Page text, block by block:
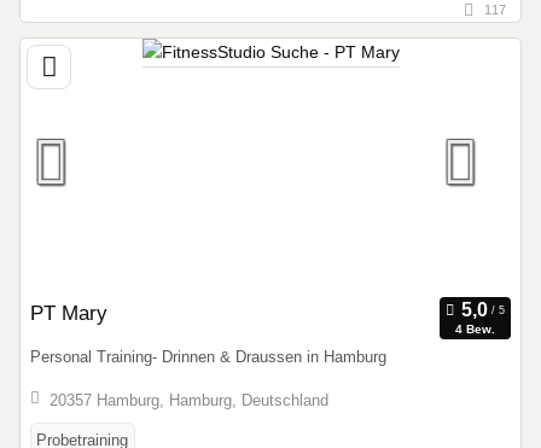
117
PT Mary
4 Bew.
Personal Training- Drinnen & Draussen in Hamburg
20357 Hamburg, Hamburg, Deutschland
Probetraining